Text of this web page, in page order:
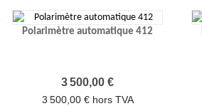
Polarimètre automatique 412
Prix
3 500,00 €
3 500,00 € hors TVA